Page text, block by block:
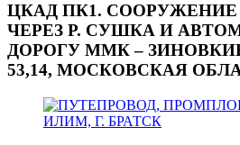
ЦКАД ПК1.
ЧЕРЕЗ Р. СУШКА И
ДОРОГУ ММК –
53,14, МОСКОВСКАЯ